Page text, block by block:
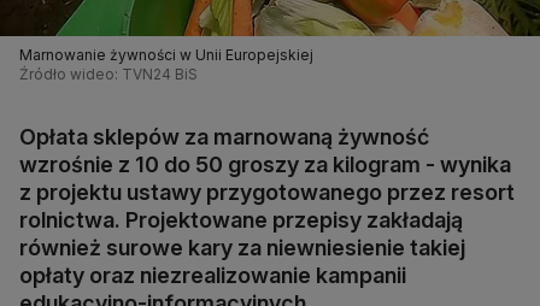
Marnowanie żywności w Unii Europejskiej
Źródło wideo: TVN24 BiS
Opłata sklepów za marnowaną żywność
wzrośnie z 10 do 50 groszy za kilogram - wynika
z projektu ustawy przygotowanego przez resort
rolnictwa. Projektowane przepisy zakładają
również surowe kary za niewniesienie takiej
opłaty oraz niezrealizowanie kampanii